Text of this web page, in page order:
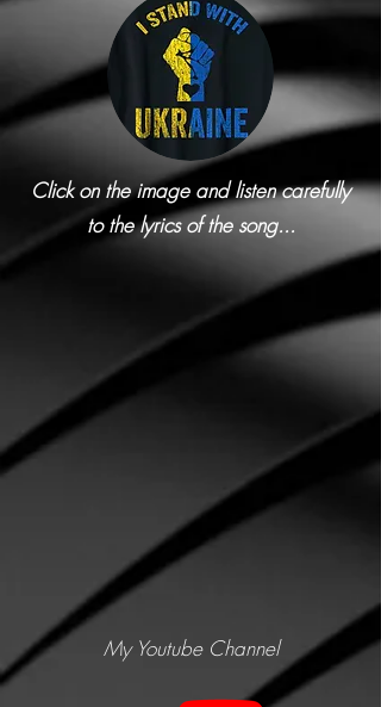
Click on the image and listen carefully
to the lyrics of the song...
My Youtube Channel